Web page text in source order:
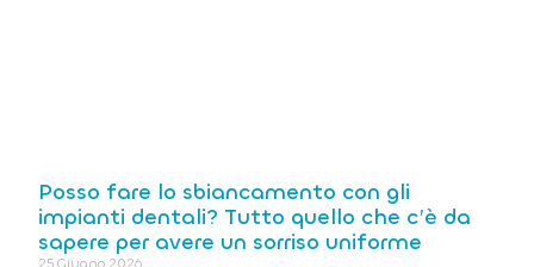
Posso fare lo sbiancamento con gli
impianti dentali? Tutto quello che c’è da
sapere per avere un sorriso uniforme